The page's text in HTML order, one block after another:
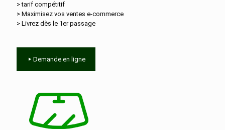
> tarif compétitif
> Maximisez vos ventes e‑commerce
> Livrez dès le 1er passage
Demande en ligne